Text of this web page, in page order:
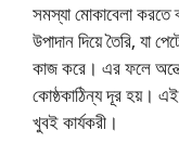
সমস্যা মোকাবেলা
উপাদান দিয়ে তৈরি, যা
কাজ করে। এর ফলে
কোষ্ঠকাঠিন্য দূর হয়। এই
খুবই কার্যকরী।